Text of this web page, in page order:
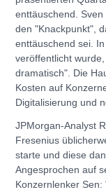
enttäuschend.
den "Knackpunkt",
enttäuschend sei.
veröffentlicht
dramatisch". Die
Kosten auf
Digitalisierung und
JPMorgan-Analyst
Fresenius
starte und diese
Angesprochen auf
Konzernlenker